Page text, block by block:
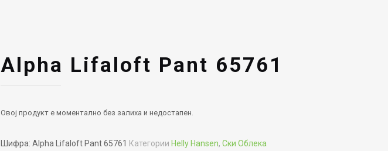
Alpha Lifaloft Pant 65761
Овој продукт е моментално без залиха и недостапен.
Шифра: Alpha Lifaloft Pant 65761 Категории Helly Hansen, Ски Облека